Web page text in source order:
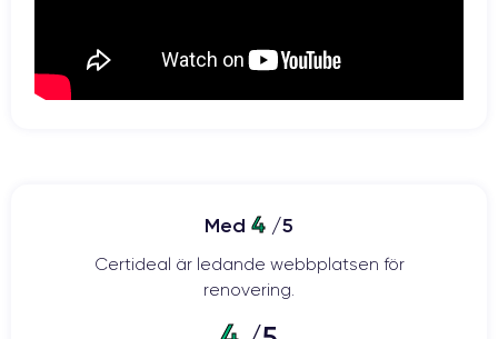
Med 4 /5
Certideal är ledande webbplatsen för
renovering.